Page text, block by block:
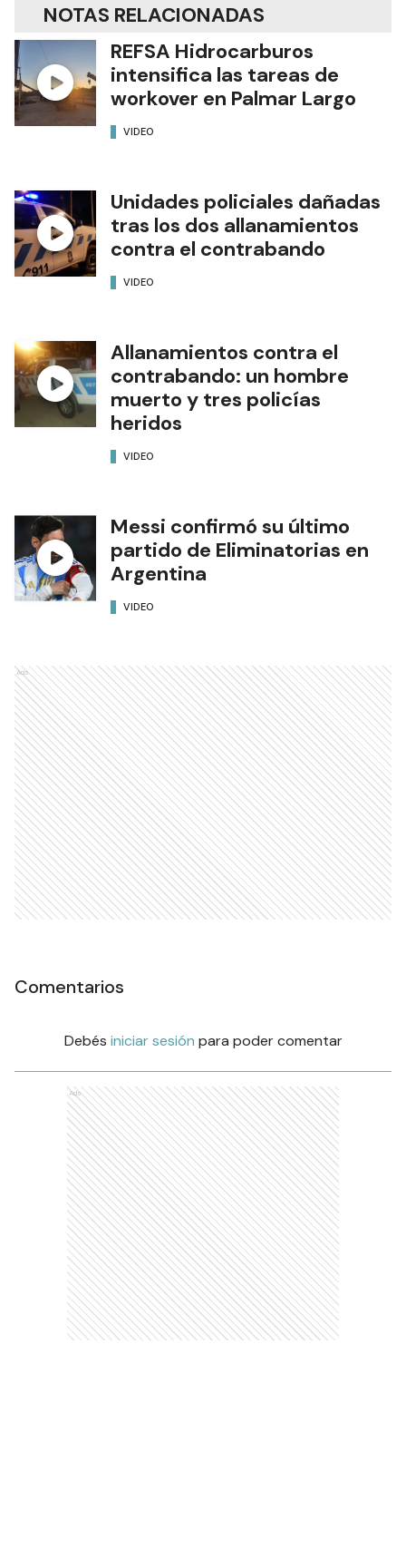
NOTAS RELACIONADAS
REFSA Hidrocarburos
intensifica las tareas de
workover en Palmar Largo
VIDEO
Unidades policiales dañadas
tras los dos allanamientos
contra el contrabando
VIDEO
Allanamientos contra el
contrabando: un hombre
muerto y tres policías
heridos
VIDEO
Messi confirmó su último
partido de Eliminatorias en
Argentina
VIDEO
Ads
Comentarios
Debés iniciar sesión para poder comentar
Ads